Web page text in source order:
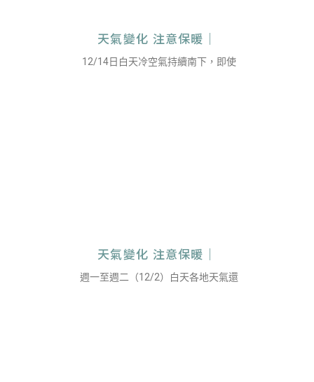
天氣變化 注意保暖｜
12/14日白天冷空氣持續南下，即使
天氣變化 注意保暖｜
週一至週二（12/2）白天各地天氣還